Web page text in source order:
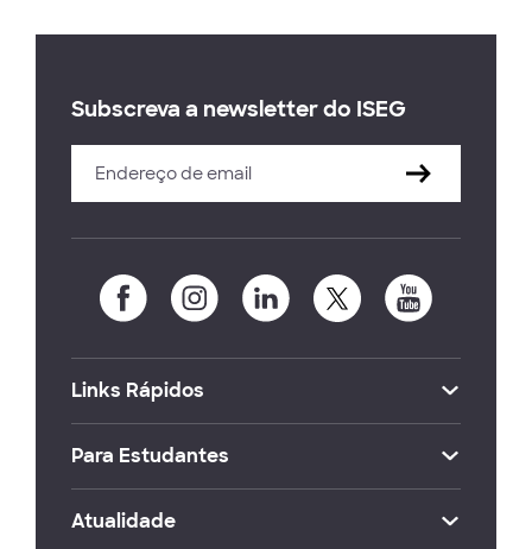
Subscreva a newsletter do ISEG
Links Rápidos
Para Estudantes
Atualidade